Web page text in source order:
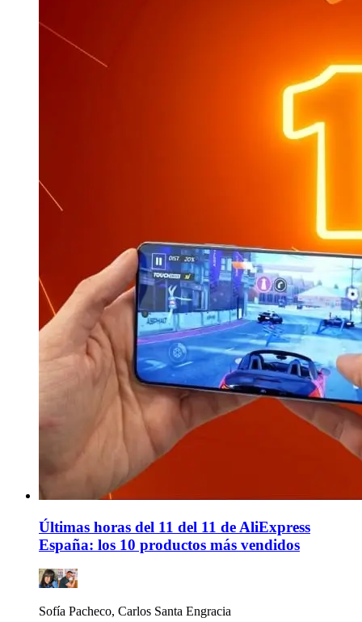
Últimas horas del 11 del 11 de AliExpress
España: los 10 productos más vendidos
Sofía Pacheco, Carlos Santa Engracia